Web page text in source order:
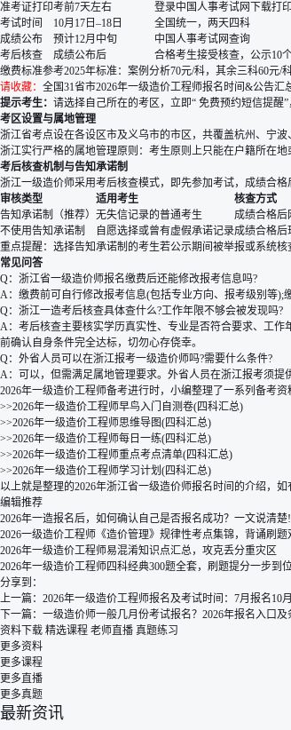
准考证打印考前7天左右
登录中国人事考试网下载打印
考试时间
10月17日–18日
全国统一，两天四科
成绩公布
预计12月中旬
中国人事考试网查询
考后核查
成绩公布后
合格考生接受核查，公示10
缴费标准参考2025年标准：案例分析70元/科，其余三科60元/
请收藏： 全国31省市2026年一级造价工程师报名时间&公告汇
提示考生： 请选择自己所在的考区，立即“ 免费预约短信提醒
考区设置与属地管理
浙江省考点设在各设区市及义乌市的市区，共覆盖杭州、宁
浙江实行严格的属地管理原则：考生原则上只能在户籍所在
考后核查机制与告知承诺制
浙江一级造价师采用考后核查模式，即先参加考试，成绩合
审核类型
适用考生 核查方式
告知承诺制（推荐） 无失信记录的普通考生 成绩合格后
不使用告知承诺制
自愿选择或曾有虚假承诺记录成绩合格后
重点提醒：选择告知承诺制的考生若公示期间被举报或系统
常见问答
Q：浙江省一级造价师报名缴费后还能修改报考信息吗?
A：缴费前可自行修改报考信息(包括专业方向、报考级别等);
Q：浙江一造考后核查具体查什么?工作年限不够会被发现吗?
A：考后核查主要核实学历真实性、专业是否符合要求、工
前确认自身条件完全达标，切勿心存侥幸。
Q：外省人员可以在浙江报考一级造价师吗?需要什么条件?
A：可以，但需满足属地管理要求。外省人员在浙江报考须
2026年一级造价工程师备考进行时，小编整理了一系列备考
>>2026年一级造价工程师早鸟入门自测卷(四科汇总)
>>2026年一级造价工程师思维导图(四科汇总)
>>2026年一级造价工程师每日一练(四科汇总)
>>2026年一级造价工程师重点考点清单(四科汇总)
>>2026年一级造价工程师学习计划(四科汇总)
以上就是整理的2026年浙江省一级造价师报名时间的介绍，
编辑推荐
2026年一造报名后，如何确认自己是否报名成功？一文说清楚!
2026一级造价工程师《造价管理》规律性考点集锦，背诵刷题
2026年一级造价工程师易混淆知识点汇总，攻克丢分重灾区
2026年一级造价工程师四科经典300题全套，刷题提分一步到
分享到：
上一篇： 2026年一级造价工程师报名及考试时间：7月报名10
下一篇： 一级造价师一般几月份考试报名？2026年报名入口及
资料下载 精选课程 老师直播 真题练习
更多资料
更多课程
更多直播
更多真题
最新资讯